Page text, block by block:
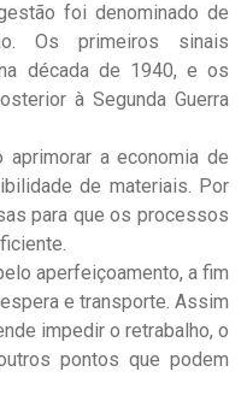
foi denominado de
Os primeiros sinais
década de 1940, e os
à Segunda Guerra
a economia de
de materiais. Por
para que os processos
aperfeiçoamento, a fim
e transporte. Assim
impedir o retrabalho, o
pontos que podem